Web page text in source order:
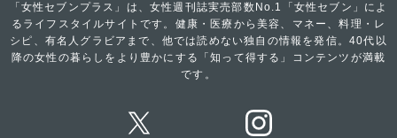
「女性セブンプラス」は、女性週刊誌実売部数No.1「女性セブン」によ
るライフスタイルサイトです。健康・医療から美容、マネー、料理・レ
シピ、有名人グラビアまで、他では読めない独自の情報を発信。40代以
降の女性の暮らしをより豊かにする「知って得する」コンテンツが満載
です。